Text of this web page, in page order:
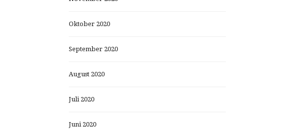
Oktober 2020
September 2020
August 2020
Juli 2020
Juni 2020